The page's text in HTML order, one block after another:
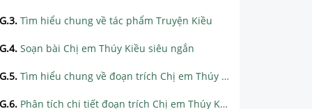
G.3. Tìm hiểu chung về tác phẩm Truyện Kiều
G.4. Soạn bài Chị em Thúy Kiều siêu ngắn
G.5. Tìm hiểu chung về đoạn trích Chị em Thúy Kiều
G.6. Phân tích chi tiết đoạn trích Chị em Thúy Kiều